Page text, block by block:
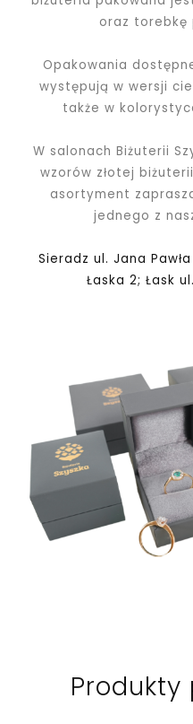
oraz torebkę
Opakowania
występują w wersji
także w
W salonach Biżuterii
wzorów złotej
asortyment
jednego z
Sieradz ul. Jana
Łaska 2; Łask